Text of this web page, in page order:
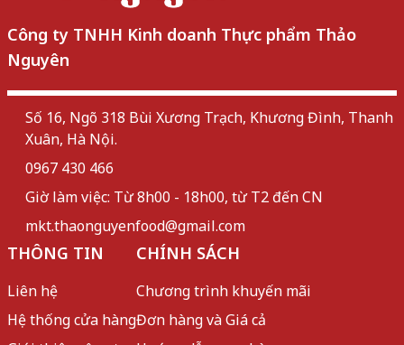
Công ty TNHH Kinh doanh Thực phẩm Thảo
Nguyên
Số 16, Ngõ 318 Bùi Xương Trạch, Khương Đình, Thanh
Xuân, Hà Nội.
0967 430 466
Giờ làm việc: Từ 8h00 - 18h00, từ T2 đến CN
mkt.thaonguyenfood@gmail.com
THÔNG TIN
Liên hệ
Hệ thống cửa hàng
CHÍNH SÁCH
Chương trình khuyến mãi
Đơn hàng và Giá cả